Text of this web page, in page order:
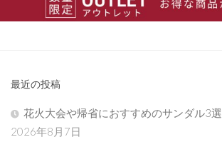
最近の投稿
花火大会や帰省におすすめのサンダル3選
2026年8月7日